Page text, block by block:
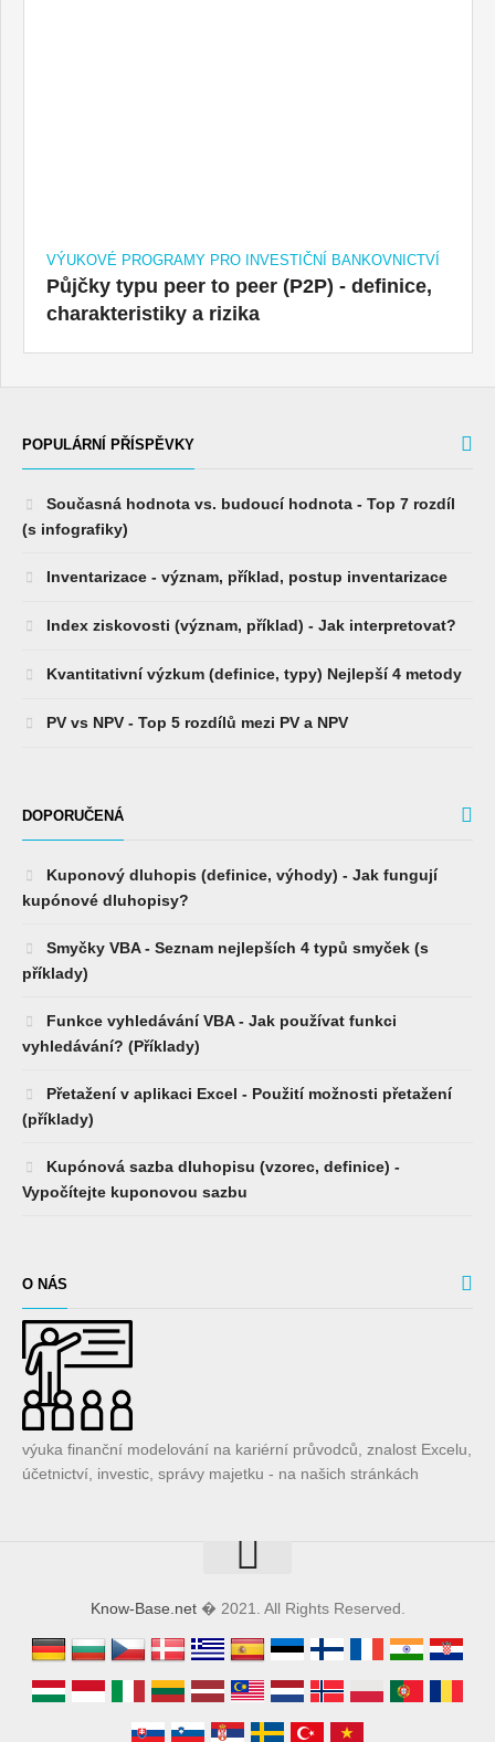
VÝUKOVÉ PROGRAMY PRO INVESTIČNÍ BANKOVNICTVÍ
Půjčky typu peer to peer (P2P) - definice,
charakteristiky a rizika
POPULÁRNÍ PŘÍSPĚVKY
Současná hodnota vs. budoucí hodnota - Top 7 rozdíl
(s infografiky)
Inventarizace - význam, příklad, postup inventarizace
Index ziskovosti (význam, příklad) - Jak interpretovat?
Kvantitativní výzkum (definice, typy) Nejlepší 4 metody
PV vs NPV - Top 5 rozdílů mezi PV a NPV
DOPORUČENÁ
Kuponový dluhopis (definice, výhody) - Jak fungují
kupónové dluhopisy?
Smyčky VBA - Seznam nejlepších 4 typů smyček (s
příklady)
Funkce vyhledávání VBA - Jak používat funkci
vyhledávání? (Příklady)
Přetažení v aplikaci Excel - Použití možnosti přetažení
(příklady)
Kupónová sazba dluhopisu (vzorec, definice) -
Vypočítejte kuponovou sazbu
O NÁS
výuka finanční modelování na kariérní průvodců, znalost Excelu,
účetnictví, investic, správy majetku - na našich stránkách
Know-Base.net� 2021. All Rights Reserved.